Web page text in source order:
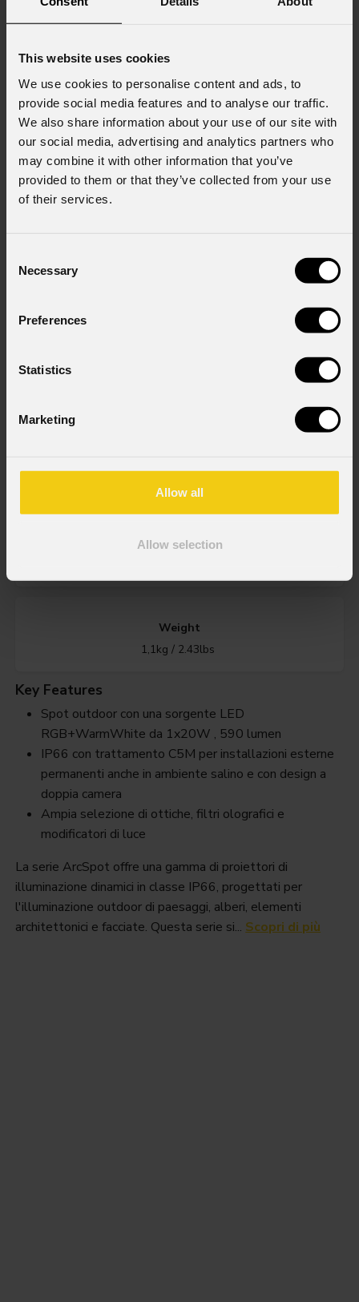
This website uses cookies
We use cookies to personalise content and ads, to
provide social media features and to analyse our traffic.
We also share information about your use of our site with
our social media, advertising and analytics partners who
may combine it with other information that you’ve
provided to them or that they’ve collected from your use
of their services.
Selection
Necessary
Preferences
Statistics
Marketing
Allow all
Allow selection
ArcSpot
IP rating
Weight
1,1kg / 2.43lbs
Key Features
Spot outdoor con una sorgente LED
RGB+WarmWhite da 1x20W , 590 lumen
IP66 con trattamento C5M per installazioni esterne
permanenti anche in ambiente salino e con design a
doppia camera
Ampia selezione di ottiche, filtri olografici e
modificatori di luce
La serie ArcSpot offre una gamma di proiettori di
illuminazione dinamici in classe IP66, progettati per
l'illuminazione outdoor di paesaggi, alberi, elementi
architettonici e facciate. Questa serie si... Scopri di più